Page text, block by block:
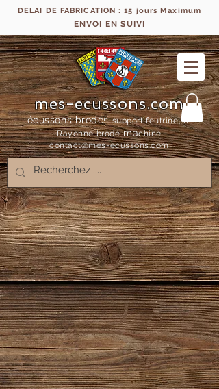
DELAI DE FABRICATION : 15 jours Maximum
ENVOI EN SUIVI
mes-ecussons.com
écussons brodés support feutrine, fil
Rayonne brodémachine
contact@mes-ecussons.com